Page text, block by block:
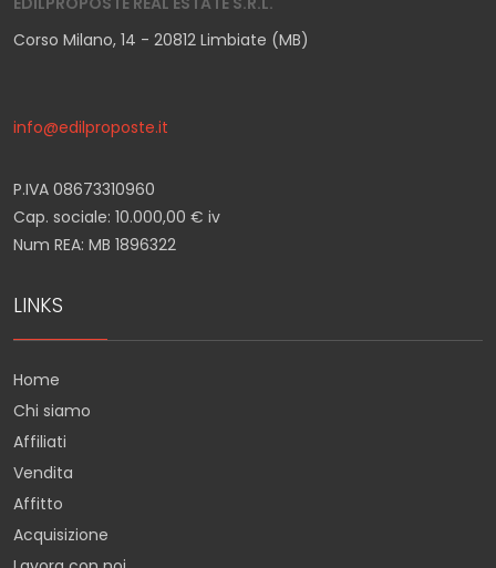
Corso Milano, 14 - 20812 Limbiate (MB)
info@edilproposte.it
P.IVA 08673310960
Cap. sociale: 10.000,00 € iv
Num REA: MB 1896322
LINKS
Home
Chi siamo
Affiliati
Vendita
Affitto
Acquisizione